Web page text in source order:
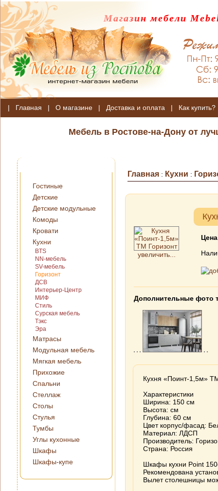
Магазин мебели
| Главная | О магазине | Доставка и оплата | Как купить?
Мебель в Ростове-на-Дону от
Гостиные
Детские
Детские модульные
Комоды
Кровати
Кухни
BTS
NN-мебель
SV-мебель
Горизонт
ДСВ
Интерьер-Центр
МИФ
Стиль
Сурская мебель
Тэкс
Эра
Матрасы
Модульная мебель
Мягкая мебель
Прихожие
Спальни
Стеллаж
Столы
Стулья
Тумбы
Углы кухонные
Шкафы
Шкафы-купе
Главная : Кухни :
увеличить...
Дополнительные фото
Кухня «Поинт-1,5м»
Характеристики
Ширина: 150 см
Высота: см
Глубина: 60 см
Цвет корпус/фасад:
Материал: ЛДСП
Производитель:
Страна: Россия
Шкафы кухни Point
Рекомендована
Вылет столешницы